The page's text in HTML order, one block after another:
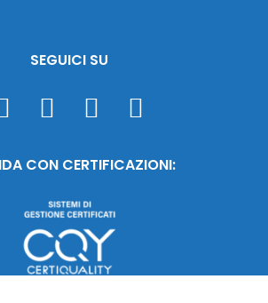
SEGUICI SU
CON CERTIFICAZIONI: